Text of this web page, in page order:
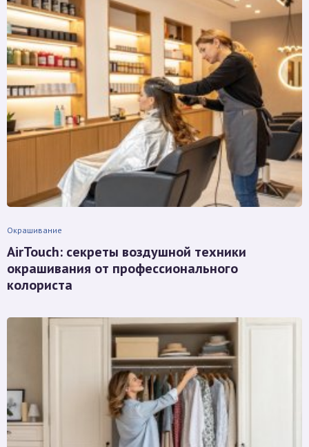
Окрашивание
AirTouch: секреты воздушной техники
окрашивания от профессионального
колориста